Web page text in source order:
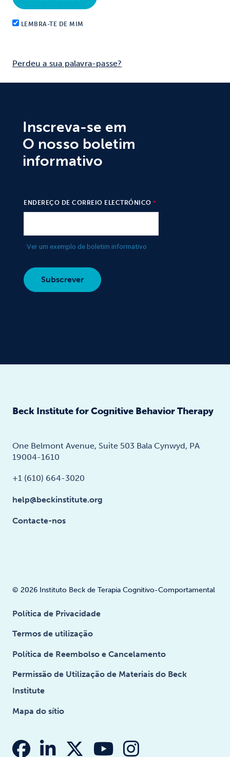
LEMBRA-TE DE MIM
Perdeu a sua palavra-passe?
Inscreva-se em
O nosso boletim
informativo
ENDEREÇO DE CORREIO ELECTRÓNICO
Ver um exemplo de boletim informativo
Beck Institute for Cognitive Behavior Therapy
One Belmont Avenue, Suite 503 Bala Cynwyd, PA
19004-1610
+1 (610) 664-3020
help@beckinstitute.org
Contacte-nos
© 2026 Instituto Beck de Terapia Cognitivo-Comportamental
Política de Privacidade
Termos de utilização
Política de Reembolso e Cancelamento
Permissão de Utilização de Materiais do Beck
Institute
Mapa do sítio
fabuloso fa-facebook
faba fa-linkedin-in
fab fa-x-twitter
fabuloso fa-
fab fa-